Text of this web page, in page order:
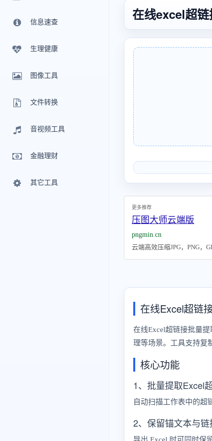
信息速查
生理健康
图像工具
文件转换
音视频工具
金融理财
其它工具
在线excel超
更多推荐
压图大师云端版
pngmin.cn
云端高效压缩JPG，PNG，
在线Excel超链
在线Excel超链接批量
理等场景。工具支持复
核心功能
1、批量提取Excel
自动扫描工作表中的超
2、保留锚文本与链